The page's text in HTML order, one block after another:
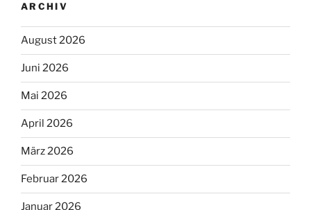
ARCHIV
August 2026
Juni 2026
Mai 2026
April 2026
März 2026
Februar 2026
Januar 2026